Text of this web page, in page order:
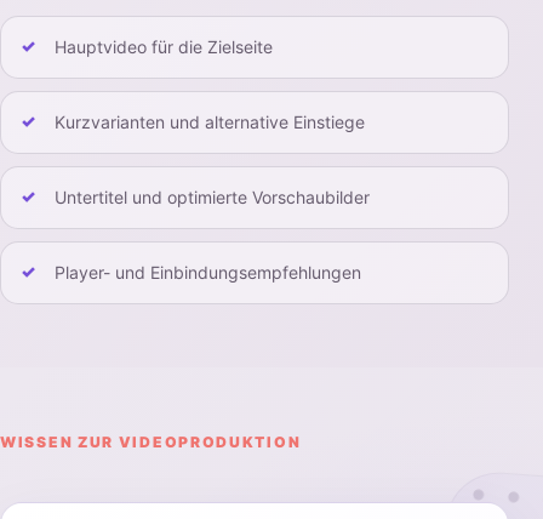
Hauptvideo für die Zielseite
Kurzvarianten und alternative Einstiege
Untertitel und optimierte Vorschaubilder
Player- und Einbindungsempfehlungen
WISSEN ZUR VIDEOPRODUKTION